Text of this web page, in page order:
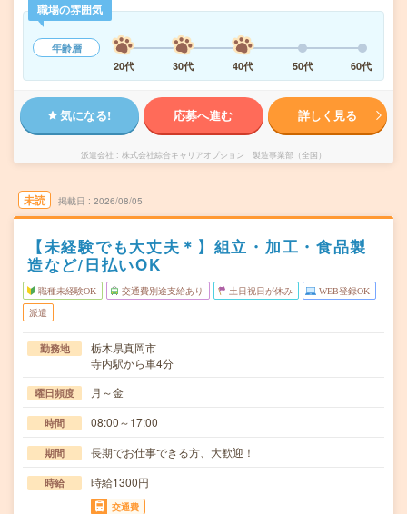
職場の雰囲気
年齢層
20代
30代 40代 50代 60代
気になる! 応募へ進む 詳しく見る
派遣会社 株式会社綜合キャリアオプション 製造事業部（全国）
未読 掲載日 2026/08/05
【未経験でも大丈夫＊】組立・加工・食品製
造など/日払いOK
職種未経験OK 交通費別途支給あり 土日祝日が休み WEB登録OK
派遣
勤務地
栃木県真岡市
寺内駅から車4分
曜日頻度 月～金
時間 08:00～17:00
期間 長期でお仕事できる方、大歓迎！
時給 時給1300円
交通費